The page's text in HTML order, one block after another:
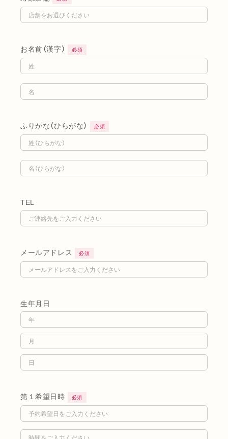
お名前（漢字） 必須
ふりがな（ひらがな） 必須
TEL
メールアドレス 必須
生年月日
第１希望日時 必須